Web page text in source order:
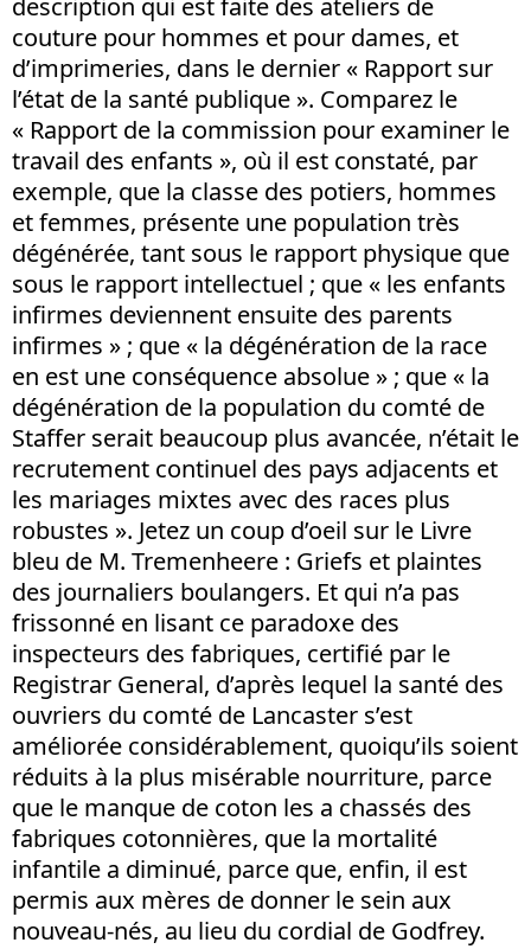
description qui est faite des ateliers de
couture pour hommes et pour dames, et
d’imprimeries, dans le dernier « Rapport sur
l’état de la santé publique ». Comparez le
« Rapport de la commission pour examiner le
travail des enfants », où il est constaté, par
exemple, que la classe des potiers, hommes
et femmes, présente une population très
dégénérée, tant sous le rapport physique que
sous le rapport intellectuel ; que « les enfants
infirmes deviennent ensuite des parents
infirmes » ; que « la dégénération de la race
en est une conséquence absolue » ; que « la
dégénération de la population du comté de
Staffer serait beaucoup plus avancée, n’était le
recrutement continuel des pays adjacents et
les mariages mixtes avec des races plus
robustes ». Jetez un coup d’oeil sur le Livre
bleu de M. Tremenheere : Griefs et plaintes
des journaliers boulangers. Et qui n’a pas
frissonné en lisant ce paradoxe des
inspecteurs des fabriques, certifié par le
Registrar General, d’après lequel la santé des
ouvriers du comté de Lancaster s’est
améliorée considérablement, quoiqu’ils soient
réduits à la plus misérable nourriture, parce
que le manque de coton les a chassés des
fabriques cotonnières, que la mortalité
infantile a diminué, parce que, enfin, il est
permis aux mères de donner le sein aux
nouveau-nés, au lieu du cordial de Godfrey.